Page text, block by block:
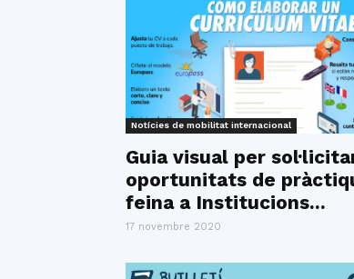
Notícies de mobilitat internacional
Guia visual per
oportunitats de
feina a Institucions...
17 novembre 2020